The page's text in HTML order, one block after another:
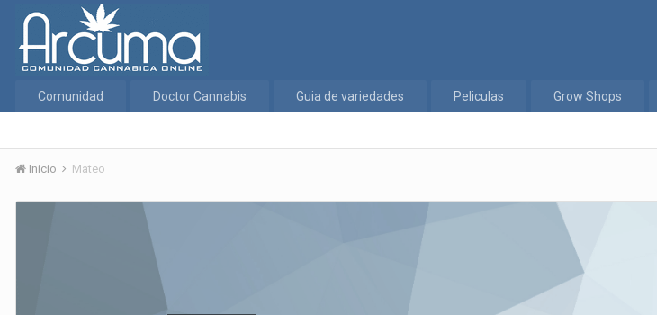
Comunidad Doctor Cannabis Guia de variedades Peliculas Grow Shops
Inicio Mateo